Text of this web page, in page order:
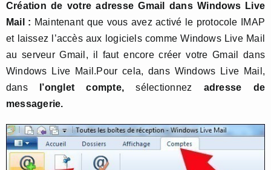
Création de votre adresse Gmail dans Windows Live
Mail : Maintenant que vous avez activé le protocole IMAP
et laissez l’accès aux logiciels comme Windows Live Mail
au serveur Gmail, il faut encore créer votre Gmail dans
Windows Live Mail.Pour cela, dans Windows Live Mail,
dans
l’onglet compte, sélectionnez adresse de
messagerie.